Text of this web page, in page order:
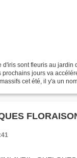
sont fleuris au jardin
jours va
cet été, il y'a un